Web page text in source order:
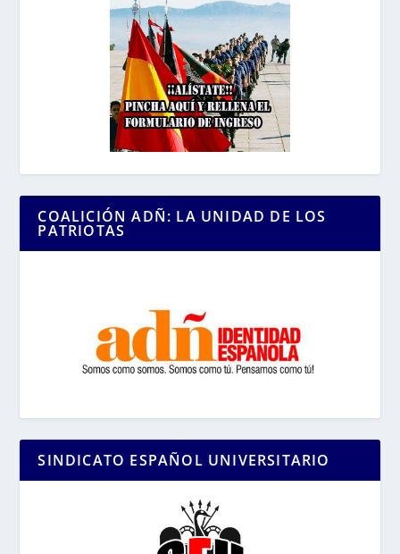
COALICIÓN ADÑ: LA UNIDAD DE LOS
PATRIOTAS
SINDICATO ESPAÑOL UNIVERSITARIO